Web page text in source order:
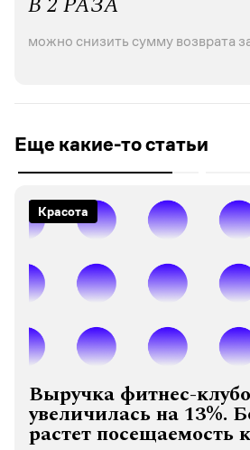
можно снизить сумму возврата
Еще какие-то статьи
Красота
Выручка фитнес-
увеличилась на 13%.
растет посещаемость